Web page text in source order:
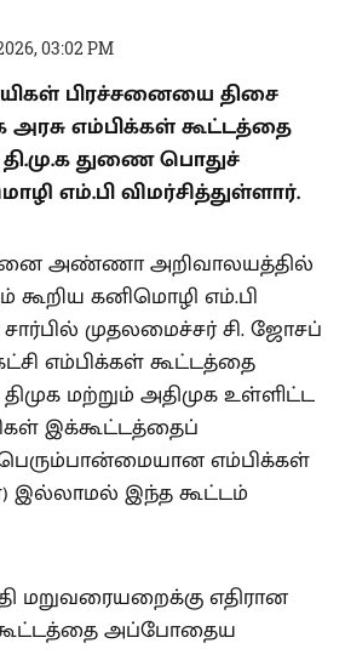
03:02 PM
பிரச்சனையை திசை
அரசு எம்பிக்கள் கூட்டத்தை
தி.மு.க துணை பொதுச்
எம்.பி விமர்சித்துள்ளார்.
அண்ணா அறிவாலயத்தில்
கூறிய கனிமொழி எம்.பி
சார்பில் முதலமைச்சர் சி. ஜோசப்
எம்பிக்கள் கூட்டத்தை
திமுக மற்றும் அதிமுக உள்ளிட்ட
இக்கூட்டத்தைப்
எம்பிக்கள்
இல்லாமல் இந்த கூட்டம்
மறுவரையறைக்கு எதிரான
அப்போதைய